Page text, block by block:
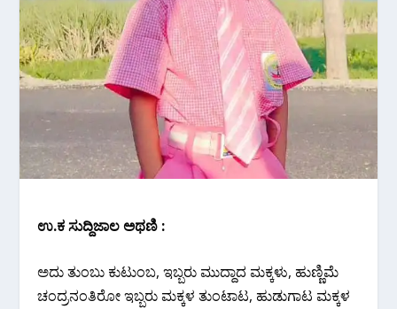
ಉ.ಕ ಸುದ್ದಿಜಾಲ ಅಥಣಿ :
ಅದು ತುಂಬು ಕುಟುಂಬ, ಇಬ್ಬರು ಮುದ್ದಾದ ಮಕ್ಕಳು, ಹುಣ್ಣಿಮೆ
ಚಂದ್ರನಂತಿರೋ ಇಬ್ಬರು ಮಕ್ಕಳ ತುಂಟಾಟ, ಹುಡುಗಾಟ ಮಕ್ಕಳ